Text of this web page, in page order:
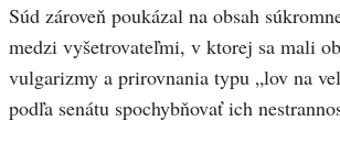
Súd zároveň poukázal na obsah
medzi vyšetrovateľmi, v ktorej sa mali
vulgarizmy a prirovnania typu „lov na
podľa senátu spochybňovať ich